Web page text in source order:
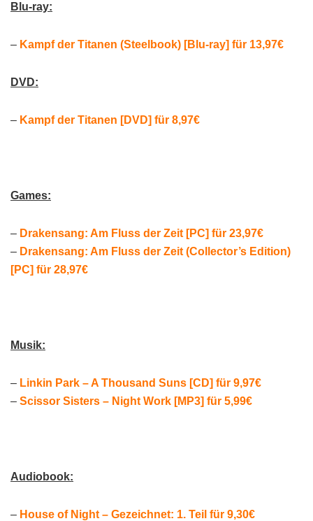
Blu-ray:
– Kampf der Titanen (Steelbook) [Blu-ray] für 13,97€
DVD:
– Kampf der Titanen [DVD] für 8,97€
Games:
– Drakensang: Am Fluss der Zeit [PC] für 23,97€
– Drakensang: Am Fluss der Zeit (Collector’s Edition)
[PC] für 28,97€
Musik:
– Linkin Park – A Thousand Suns [CD] für 9,97€
– Scissor Sisters – Night Work [MP3] für 5,99€
Audiobook:
– House of Night – Gezeichnet: 1. Teil für 9,30€